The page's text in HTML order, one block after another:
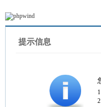
提示信息